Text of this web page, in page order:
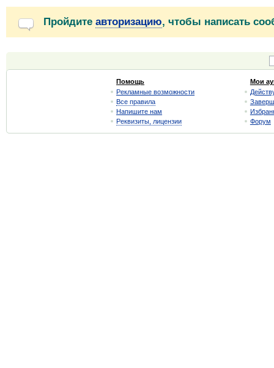
Пройдите авторизацию, чтобы написать
Помощь
Рекламные возможности
Все правила
Напишите нам
Реквизиты, лицензии
Мои
Форум